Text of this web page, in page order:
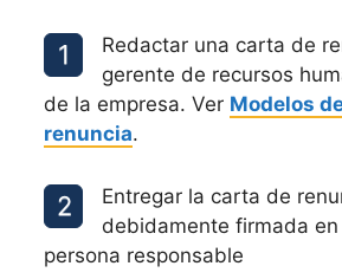
Redactar una carta de
gerente de recursos
de la empresa. Ver Modelos
renuncia.
Entregar la carta de
debidamente firmada
persona responsable